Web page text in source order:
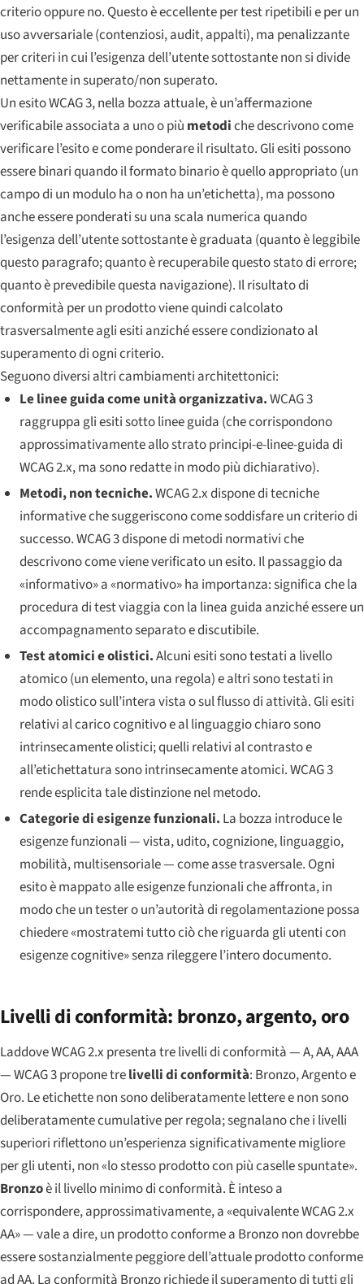
criterio oppure no. Questo è eccellente per test ripetibili e per un
uso avversariale (contenziosi, audit, appalti), ma penalizzante
per criteri in cui l’esigenza dell’utente sottostante non si divide
nettamente in superato/non superato.
UnesitoWCAG 3, nella bozza attuale, è un’affermazione
verificabile associata a uno o più metodiche descrivono come
verificare l’esito e come ponderare il risultato. Gli esiti possono
essere binari quando il formato binario è quello appropriato (un
campo di un modulo ha o non ha un’etichetta), ma possono
anche essere ponderati su una scala numerica quando
l’esigenza dell’utente sottostante è graduata (quanto è leggibile
questo paragrafo; quanto è recuperabile questo stato di errore;
quanto è prevedibile questa navigazione). Il risultato di
conformità per un prodotto viene quindi calcolato
trasversalmente agli esiti anziché essere condizionato al
superamento di ogni criterio.
Seguono diversi altri cambiamenti architettonici:
Le linee guida come unità organizzativa.WCAG 3
raggruppa gli esiti sottolinee guida (che corrispondono
approssimativamente allo strato principi-e-linee-guida di
WCAG 2.x, ma sono redatte in modo più dichiarativo).
Metodi, non tecniche.WCAG 2.x dispone ditecniche
informative che suggeriscono come soddisfare un criterio di
successo. WCAG 3 dispone di metodi normativi che
descrivono come viene verificato un esito. Il passaggio da
«informativo» a «normativo» ha importanza: significa che la
procedura di test viaggia con la linea guida anziché essere un
accompagnamento separato e discutibile.
Test atomici e olistici.Alcuni esiti sono testati a livello
atomico (un elemento, una regola) e altri sono testati in
modo olistico sull’intera vista o sul flusso di attività. Gli esiti
relativi al carico cognitivo e al linguaggio chiaro sono
intrinsecamente olistici; quelli relativi al contrasto e
all’etichettatura sono intrinsecamente atomici. WCAG 3
rende esplicita tale distinzione nel metodo.
Categorie di esigenze funzionali. La bozza introduce le
esigenze funzionali— vista, udito, cognizione, linguaggio,
mobilità, multisensoriale — come asse trasversale. Ogni
esito è mappato alle esigenze funzionali che affronta, in
modo che un tester o un’autorità di regolamentazione possa
chiedere «mostratemi tutto ciò che riguarda gli utenti con
esigenze cognitive» senza rileggere l’intero documento.
Livelli di conformità: bronzo, argento, oro
Laddove WCAG 2.x presenta tre livelli di conformità — A, AA, AAA
— WCAG 3 propone trelivelli di conformità: Bronzo,Argentoe
Oro. Le etichette non sono deliberatamente lettere e non sono
deliberatamente cumulative per regola; segnalano che i livelli
superiori riflettono un’esperienza significativamente migliore
per gli utenti, non «lo stesso prodotto con più caselle spuntate».
Bronzoè il livello minimo di conformità. È inteso a
corrispondere, approssimativamente, a «equivalente WCAG 2.x
AA» — vale a dire, un prodotto conforme a Bronzo non dovrebbe
essere sostanzialmente peggiore dell’attuale prodotto conforme